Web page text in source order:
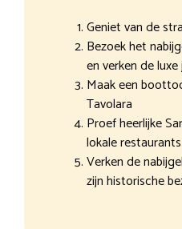
Geniet van de
Bezoek het
en verken de
Maak een
Tavolara
Proef heerlijke
lokale restaurants
Verken de
zijn historische